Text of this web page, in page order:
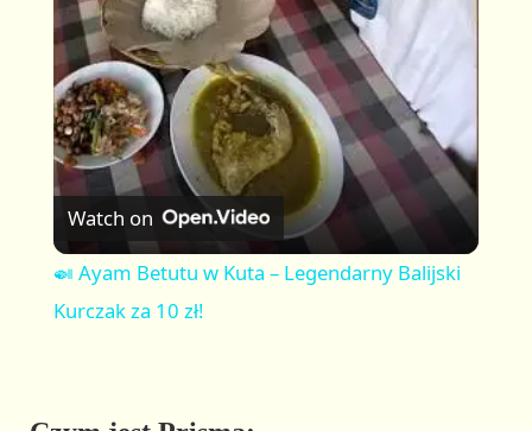
a
y
V
i
Watch on
🍛 Ayam Betutu w Kuta – Legendarny Balijski
Kurczak za 10 zł!